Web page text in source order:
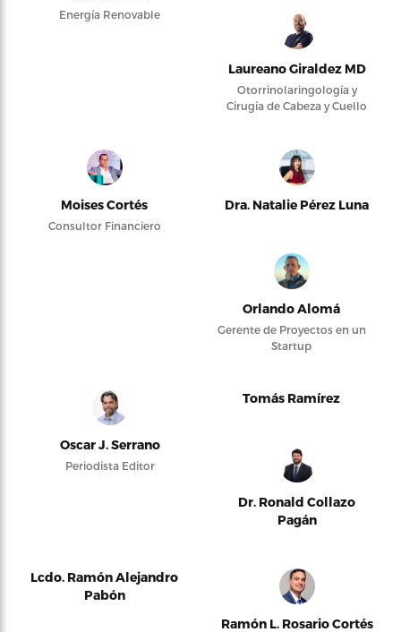
Energía Renovable
Laureano Giraldez MD
Otorrinolaringología y
Cirugía de Cabeza y Cuello
Moises Cortés
Consultor Financiero
Dra. Natalie Pérez Luna
Orlando Alomá
Gerente de Proyectos en un
Startup
Oscar J. Serrano
Periodista Editor
Tomás Ramírez
Dr. Ronald Collazo
Pagán
Lcdo. Ramón Alejandro
Pabón
Ramón L. Rosario Cortés